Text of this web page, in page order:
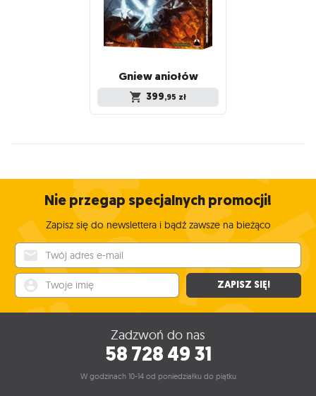
Gniew aniołów
399,95 zł
Nie przegap specjalnych promocji!
Zapisz się do newslettera i bądź zawsze na bieżąco
ZAPISZ SIĘ!
Zadzwoń do nas
58 728 49 31
W godzinach 10-14 od poniedziałku do piątku